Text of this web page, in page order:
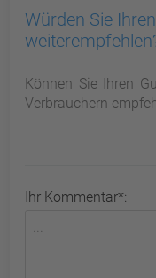
Würden Sie
Können Sie Ihren
Verbrauchern
Ihr Kommentar*: